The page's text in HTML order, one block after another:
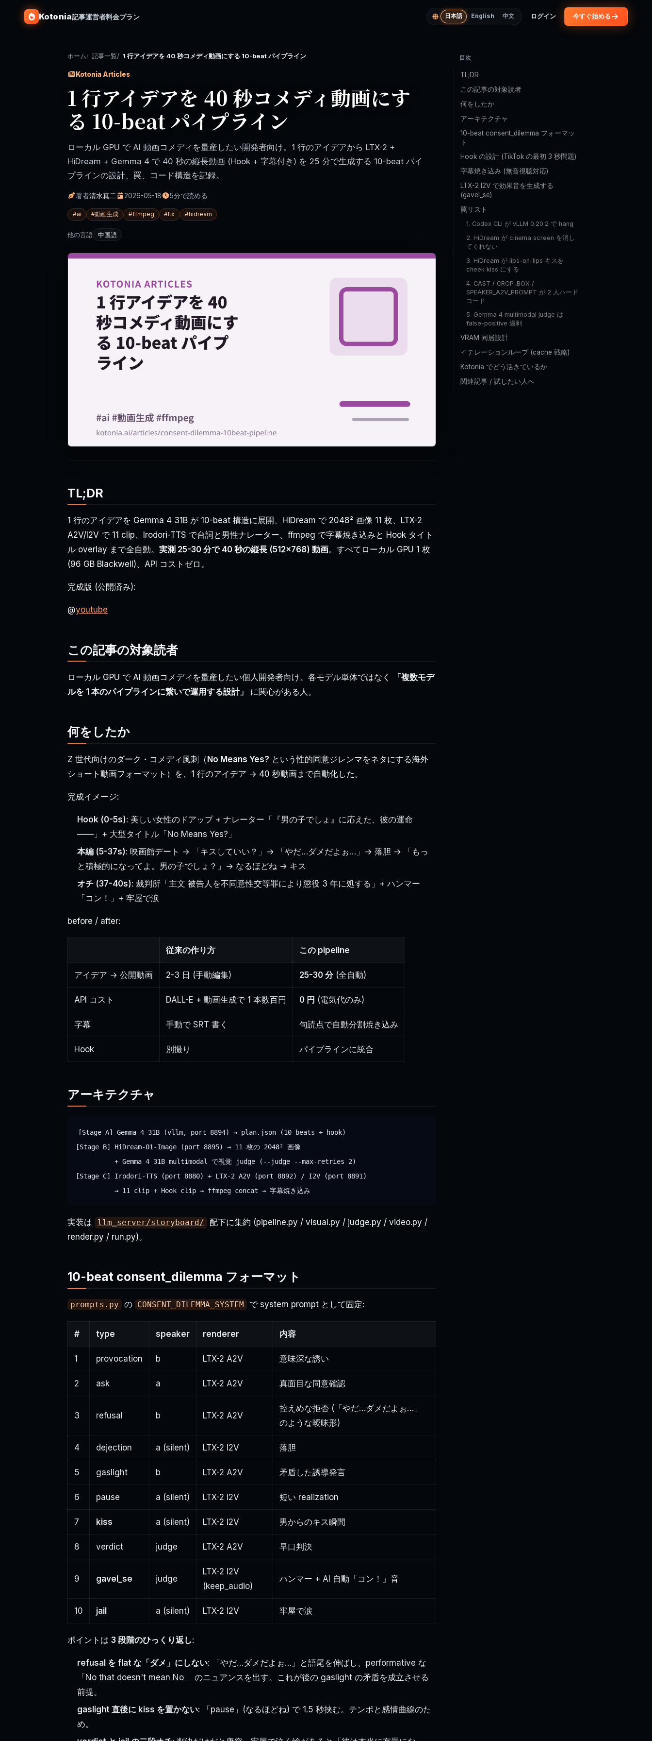
Kotonia記事運営者料金プラン 日本語 English 中文 ログイン 今すぐ始める
ホーム 記事一覧 1 行アイデアを 40 秒コメディ動画にする 10-beat パイプライン
Kotonia Articles
1 行アイデアを 40 秒コメディ動画にす
る 10-beat パイプライン
ローカル GPU で AI 動画コメディを量産したい開発者向け。1 行のアイデアから LTX-2 +
HiDream + Gemma 4 で 40 秒の縦長動画 (Hook + 字幕付き) を 25 分で生成する 10-beat パイ
プラインの設計、罠、コード構造を記録。
著者清水真二 2026-05-18 5分で読める
#ai #動画生成 #ffmpeg #ltx #hidream
他の言語 中国語
TL;DR
1 行のアイデアを Gemma 4 31B が 10-beat 構造に展開、HiDream で 2048² 画像 11 枚、LTX-2
A2V/I2V で 11 clip、Irodori-TTS で台詞と男性ナレーター、ffmpeg で字幕焼き込みと Hook タイト
ル overlay まで全自動。実測 25-30 分で 40 秒の縦長 (512×768) 動画。すべてローカル GPU 1 枚
(96 GB Blackwell)、API コストゼロ。
完成版 (公開済み):
@youtube
この記事の対象読者
ローカル GPU で AI 動画コメディを量産したい個人開発者向け。各モデル単体ではなく
「複数モデ
ルを 1 本のパイプラインに繋いで運用する設計」
に関心がある人。
何をしたか
Z 世代向けのダーク・コメディ風刺（No Means Yes? という性的同意ジレンマをネタにする海外
ショート動画フォーマット）を、1 行のアイデア → 40 秒動画まで自動化した。
完成イメージ:
Hook (0-5s): 美しい女性のドアップ + ナレーター「『男の子でしょ』に応えた、彼の運命
——」+ 大型タイトル「No Means Yes?」
本編 (5-37s): 映画館デート → 「キスしていい？」→ 「やだ…ダメだよぉ…」→ 落胆 → 「もっ
と積極的になってよ。男の子でしょ？」→ なるほどね → キス
オチ (37-40s): 裁判所「主文 被告人を不同意性交等罪により懲役 3 年に処する」+ ハンマー
「コン！」+ 牢屋で涙
before / after:
従来の作り方 この pipeline
アイデア → 公開動画 2-3 日 (手動編集) 25-30 分 (全自動)
API コスト DALL-E + 動画生成で 1 本数百円 0 円 (電気代のみ)
字幕 手動で SRT 書く 句読点で自動分割焼き込み
Hook 別撮り パイプラインに統合
アーキテクチャ
[Stage A] Gemma 4 31B (vllm, port 8894) → plan.json (10 beats + hook)
[Stage B] HiDream-O1-Image (port 8895) → 11 枚の 2048² 画像
          + Gemma 4 31B multimodal で視覚 judge (--judge --max-retries 2)
[Stage C] Irodori-TTS (port 8880) + LTX-2 A2V (port 8892) / I2V (port 8891)
実装は llm_server/storyboard/
配下に集約 (pipeline.py / visual.py / judge.py / video.py /
render.py / run.py)。
10-beat consent_dilemma フォーマット
prompts.py の CONSENT_DILEMMA_SYSTEM で system prompt として固定:
# type speaker renderer 内容
1 provocation b LTX-2 A2V 意味深な誘い
2 ask a LTX-2 A2V 真面目な同意確認
3 refusal b LTX-2 A2V
控えめな拒否 (「やだ…ダメだよぉ…」
のような曖昧形)
4 dejection a (silent) LTX-2 I2V 落胆
5 gaslight b LTX-2 A2V 矛盾した誘導発言
6 pause a (silent) LTX-2 I2V 短い realization
7 kiss a (silent) LTX-2 I2V 男からのキス瞬間
8 verdict judge LTX-2 A2V 早口判決
9 gavel_se judge
LTX-2 I2V
(keep_audio)
ハンマー + AI 自動「コン！」音
10 jail a (silent) LTX-2 I2V 牢屋で涙
ポイントは3 段階のひっくり返し:
refusal を flat な「ダメ」にしない: 「やだ…ダメだよぉ…」と語尾を伸ばし、performative な
「No that doesn't mean No」 のニュアンスを出す。これが後の gaslight の矛盾を成立させる
前提。
gaslight 直後に kiss を置かない: 「pause」(なるほどね) で 1.5 秒挟む。テンポと感情曲線のた
め。
目次
TL;DR
この記事の対象読者
何をしたか
アーキテクチャ
10-beat consent_dilemma フォーマッ
ト
Hook の設計 (TikTok の最初 3 秒問題)
字幕焼き込み (無音視聴対応)
LTX-2 I2V で効果音を生成する
(gavel_se)
罠リスト
1. Codex CLI が vLLM 0.20.2 で hang
2. HiDream が cinema screen を消し
てくれない
3. HiDream が lips-on-lips キスを
cheek kiss にする
4. CAST / CROP_BOX /
SPEAKER_A2V_PROMPT が 2 人ハード
コード
5. Gemma 4 multimodal judge は
false-positive 過剰
VRAM 同居設計
イテレーションループ (cache 戦略)
Kotonia でどう活きているか
関連記事 / 試したい人へ